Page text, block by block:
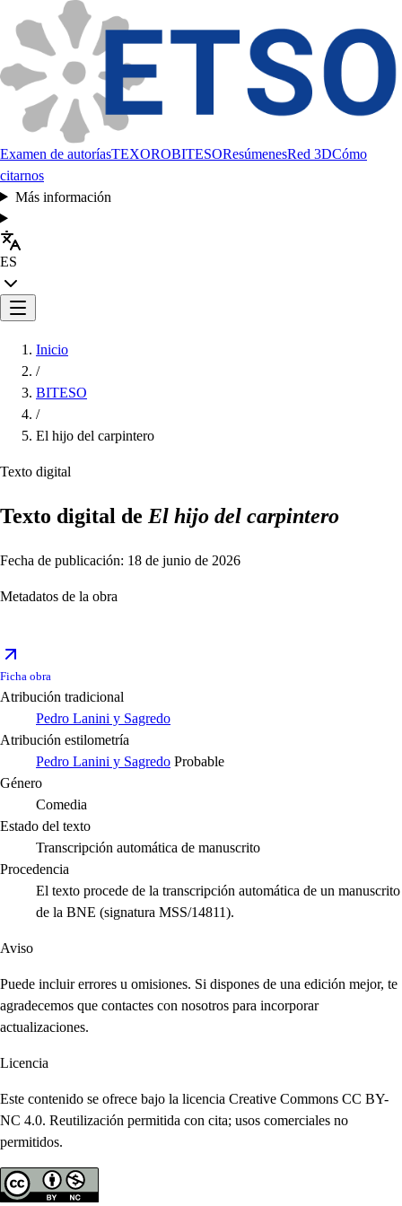
Examen de autoríasTEXOROBITESOResúmenesRed 3DCómo
citarnos
Más información
ES
Inicio
/
BITESO
/
El hijo del carpintero
Texto digital
Texto digital de El hijo del carpintero
Fecha de publicación: 18 de junio de 2026
Metadatos de la obra
Ficha obra
Atribución tradicional
Pedro Lanini y Sagredo
Atribución estilometría
Pedro Lanini y Sagredo Probable
Género
Comedia
Estado del texto
Transcripción automática de manuscrito
Procedencia
El texto procede de la transcripción automática de un manuscrito
de la BNE (signatura MSS/14811).
Aviso
Puede incluir errores u omisiones. Si dispones de una edición mejor, te
agradecemos que contactes con nosotros para incorporar
actualizaciones.
Licencia
Este contenido se ofrece bajo la licencia Creative Commons CC BY-
NC 4.0. Reutilización permitida con cita; usos comerciales no
permitidos.